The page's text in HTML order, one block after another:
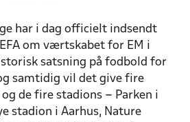
har i dag officielt indsendt
om værtskabet for EM i
satsning på fodbold for
samtidig vil det give fire
de fire stadions – Parken i
stadion i Aarhus, Nature